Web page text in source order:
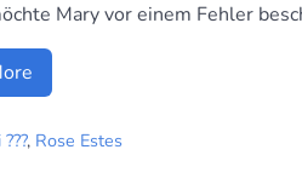
Mary vor einem Fehler
, Rose Estes